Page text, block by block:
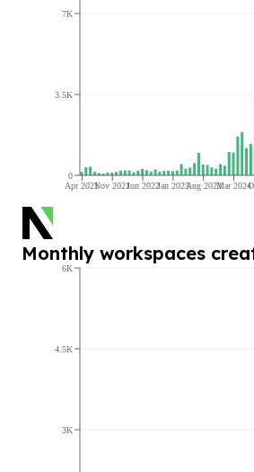
Apr 2021Nov 2021Jun 2022Jan 2023Aug 2023Mar 2024
0
3.5K
7K
Monthly workspaces
3K
4.5K
6K